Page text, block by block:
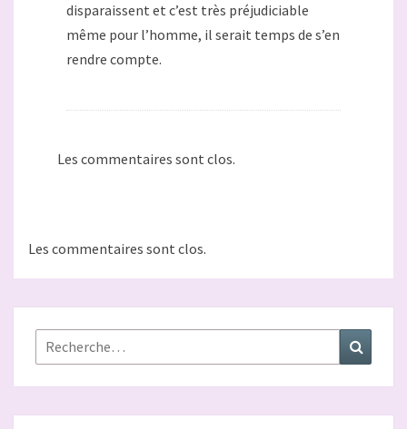
disparaissent et c’est très préjudiciable
même pour l’homme, il serait temps de s’en
rendre compte.
Les commentaires sont clos.
Les commentaires sont clos.
Rechercher :